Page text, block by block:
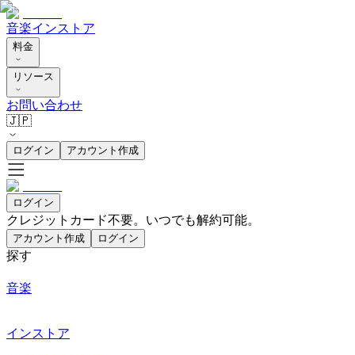
音楽インストア
料金
リソース
お問い合わせ
🇯🇵
ログイン アカウント作成
ログイン
クレジットカード不要。いつでも解約可能。
アカウント作成 ログイン
探す
音楽
インストア